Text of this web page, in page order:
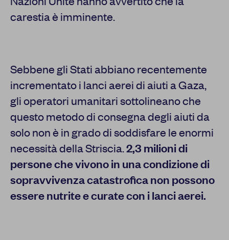
carestia è imminente.
Sebbene gli Stati abbiano recentemente
incrementato i lanci aerei di aiuti a Gaza,
gli operatori umanitari sottolineano che
questo metodo di consegna degli aiuti da
solo non è in grado di soddisfare le enormi
necessità della Striscia.2,3 milioni di
persone che vivono in una condizione di
sopravvivenza catastrofica non possono
essere nutrite e curate con i lanci aerei.